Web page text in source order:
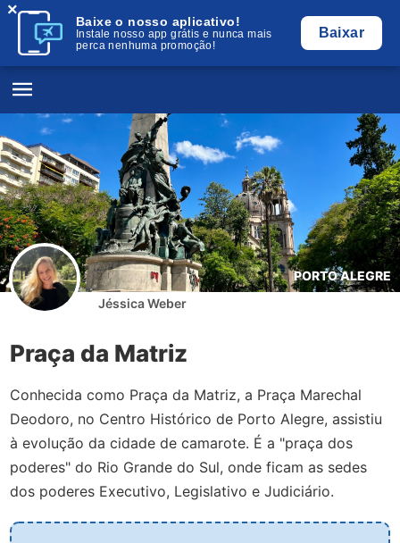
Baixe o nosso aplicativo!
Instale nosso app grátis e nunca mais
perca nenhuma promoção!
Baixar
×
PORTO ALEGRE
Jéssica Weber
Praça da Matriz
Conhecida como Praça da Matriz, a Praça Marechal
Deodoro, no Centro Histórico de Porto Alegre, assistiu
à evolução da cidade de camarote. É a "praça dos
poderes" do Rio Grande do Sul, onde ficam as sedes
dos poderes Executivo, Legislativo e Judiciário.